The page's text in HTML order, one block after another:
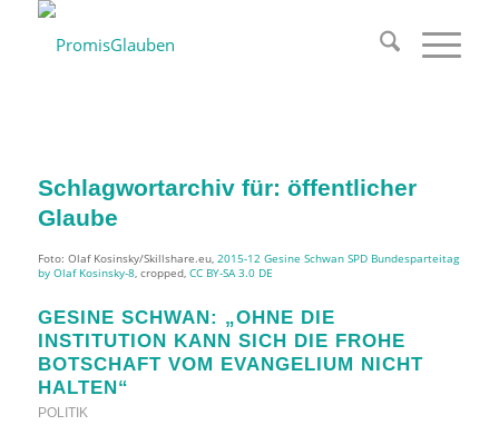
Schlagwortarchiv für: öffentlicher
Glaube
Foto: Olaf Kosinsky/Skillshare.eu, 2015-12 Gesine Schwan SPD Bundesparteitag
by Olaf Kosinsky-8, cropped, CC BY-SA 3.0 DE
GESINE SCHWAN: „OHNE DIE
INSTITUTION KANN SICH DIE FROHE
BOTSCHAFT VOM EVANGELIUM NICHT
HALTEN“
POLITIK